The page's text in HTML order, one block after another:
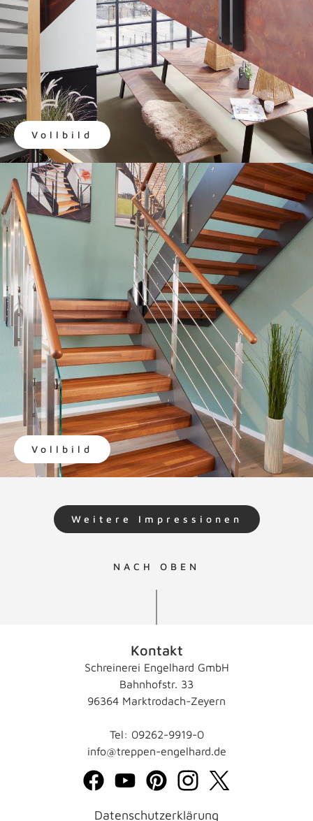
Vollbild
Vollbild
Weitere Impressionen
NACH OBEN
Kontakt
Schreinerei Engelhard GmbH
Bahnhofstr. 33
96364 Marktrodach-Zeyern
Tel: 09262-9919-0
info@treppen-engelhard.de
Datenschutzerklärung